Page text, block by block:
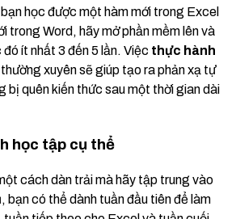
học được một hàm mới trong Excel
trong Word, hãy mở phần mềm lên và
ít nhất 3 đến 5 lần. Việc thực hành
thường xuyên sẽ giúp tạo ra phản xạ tự
bị quên kiến thức sau một thời gian dài
học tập cụ thể
cách dàn trải mà hãy tập trung vào
bạn có thể dành tuần đầu tiên để làm